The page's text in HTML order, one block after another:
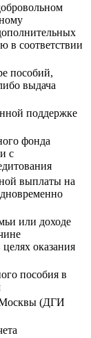
в соответствии
пособий,
выдача
поддержке
фонда
с
выплаты на
или доходе
оказания
пособия в
Москвы (ДГИ